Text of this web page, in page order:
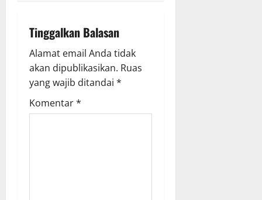
i
g
a
t
Tinggalkan Balasan
Alamat email Anda tidak
akan dipublikasikan. Ruas
yang wajib ditandai *
Komentar*